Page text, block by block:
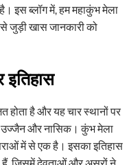
इस ब्लॉग में, हम महाकुंभ मेला
जुड़ी खास जानकारी को
होता है और यह चार स्थानों पर
उज्जैन और नासिक। कुंभ मेला
में से एक है। इसका इतिहास